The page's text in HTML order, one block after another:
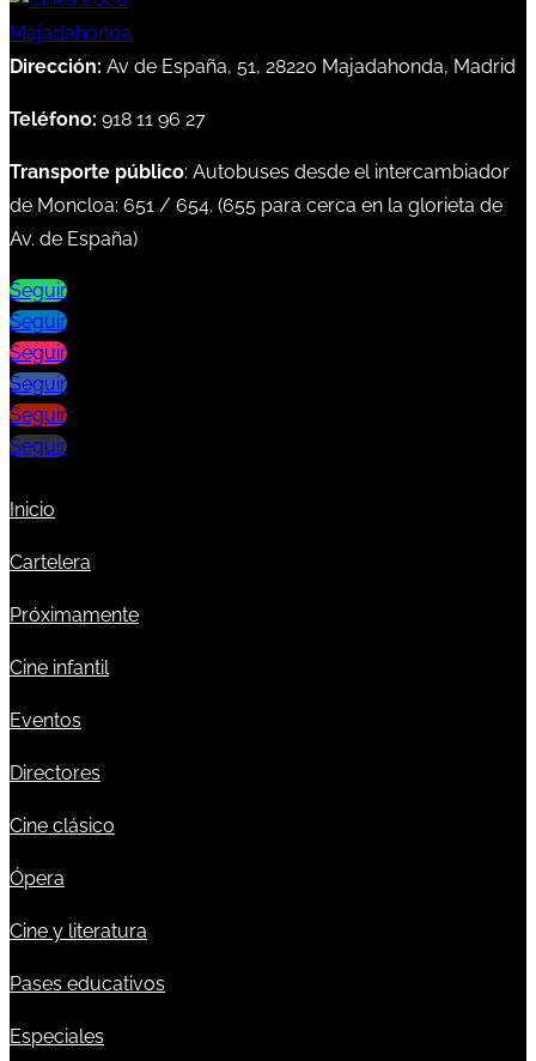
Dirección: Av de España, 51, 28220 Majadahonda, Madrid
Teléfono: 918 11 96 27
Transporte público: Autobuses desde el intercambiador
de Moncloa: 651 / 654. (655 para cerca en la glorieta de
Av. de España)
Seguir
Seguir
Seguir
Seguir
Seguir
Seguir
Inicio
Cartelera
Próximamente
Cine infantil
Eventos
Directores
Cine clásico
Ópera
Cine y literatura
Pases educativos
Especiales